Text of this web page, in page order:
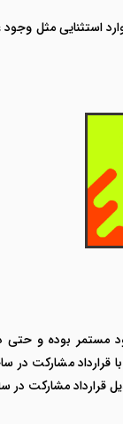
استثنایی مثل
بوده و حتی
قرارداد مشارکت در
قرارداد مشارکت